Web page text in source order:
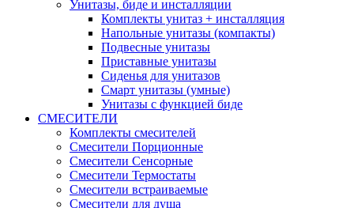
Унитазы, биде и инсталляции
Комплекты унитаз + инсталляция
Напольные унитазы (компакты)
Подвесные унитазы
Приставные унитазы
Сиденья для унитазов
Смарт унитазы (умные)
Унитазы с функцией биде
СМЕСИТЕЛИ
Комплекты смесителей
Смесители Порционные
Смесители Сенсорные
Смесители Термостаты
Смесители встраиваемые
Смесители для душа